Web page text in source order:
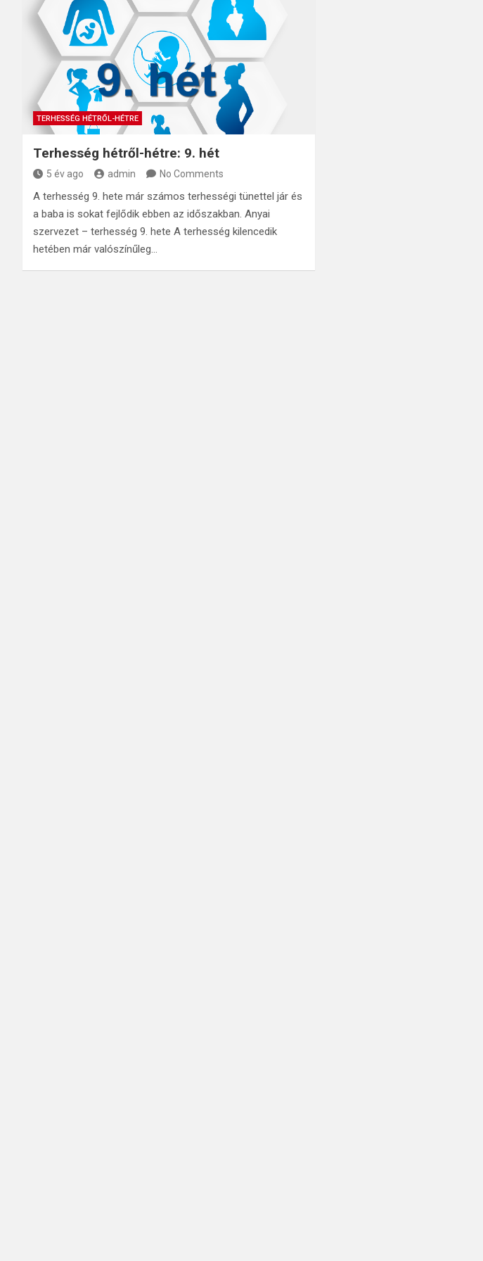
TERHESSÉG HÉTRŐL-HÉTRE
Terhesség hétről-hétre: 9. hét
5 év ago admin No Comments
A terhesség 9. hete már számos terhességi tünettel jár és
a baba is sokat fejlődik ebben az időszakban. Anyai
szervezet – terhesség 9. hete A terhesség kilencedik
hetében már valószínűleg…